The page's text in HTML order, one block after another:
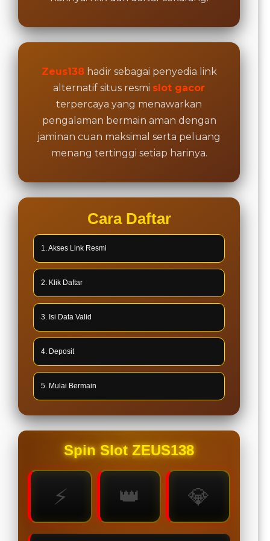
Zeus138hadir sebagai penyedia link
alternatif situs resmi slot gacor
terpercaya yang menawarkan
pengalaman bermain aman dengan
jaminan cuan maksimal serta peluang
menang tertinggi setiap harinya.
Cara Daftar
1. Akses Link Resmi
2. Klik Daftar
3. Isi Data Valid
4. Deposit
5. Mulai Bermain
Spin Slot ZEUS138
⚡ 👑 💎